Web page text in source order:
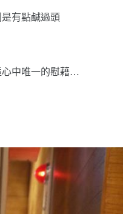
有點鹹過頭
心中唯一的慰藉…